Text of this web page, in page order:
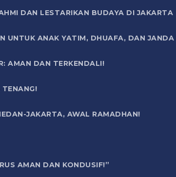
DAN LESTARIKAN BUDAYA DI JAKARTA
UNTUK ANAK YATIM, DHUAFA, DAN
AMAN DAN TERKENDALI!
JAKARTA, AWAL RAMADHAN!
AMAN DAN KONDUSIF!”